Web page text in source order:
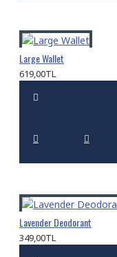
Large Wallet
619,00TL
Lavender Deodorant
349,00TL